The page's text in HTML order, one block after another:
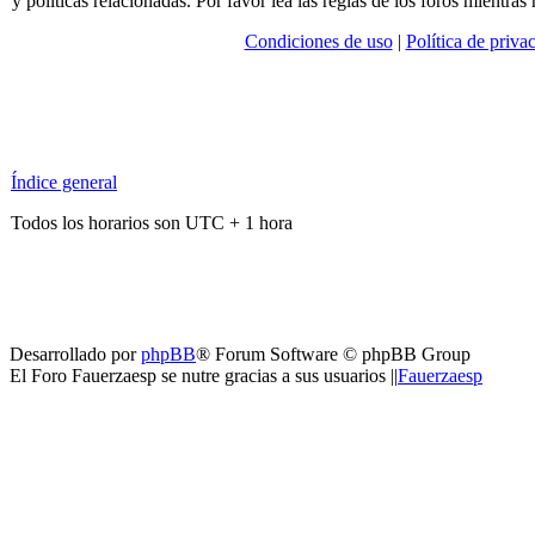
Condiciones de uso| Política de
Índice general
Todos los horarios son UTC + 1 hora
Desarrollado porphpBB® Forum Software © phpBB Group
El Foro Fauerzaesp se nutre gracias a sus usuarios ||Fauerzaesp